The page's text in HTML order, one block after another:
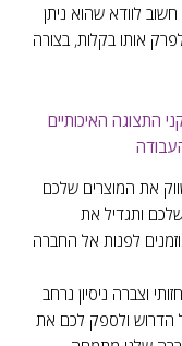
לוודא שהוא ניתן
אותו בקלות, בצורה
התצוגה האיכותיים
את המוצרים שלכם
ותגדיל את
לפנות אל החברה
וצברה ניסיון נרחב
הדרוש ולספק לכם את